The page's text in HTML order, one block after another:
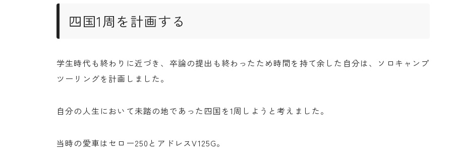
四国1周を計画する
学生時代も終わりに近づき、卒論の提出も終わったため時間を持て余した自分は、ソロキャンプ
ツーリングを計画しました。
自分の人生において未踏の地であった四国を1周しようと考えました。
当時の愛車はセロー250とアドレスV125G。